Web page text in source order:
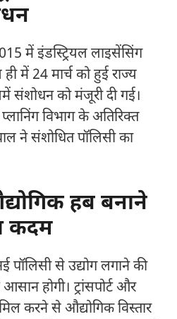
में इंडस्ट्रियल लाइसेंसिंग
में 24 मार्च को हुई राज्य
संशोधन को मंजूरी दी गई।
विभाग के अतिरिक्त
ने संशोधित पॉलिसी का
हब बनाने
कदम
पॉलिसी से उद्योग लगाने की
होगी। ट्रांसपोर्ट और
करने से औद्योगिक विस्तार